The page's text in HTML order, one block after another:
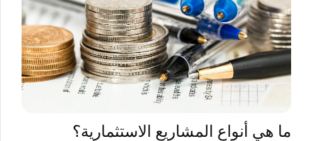
ما هي أنواع المشاريع الاستثمارية؟